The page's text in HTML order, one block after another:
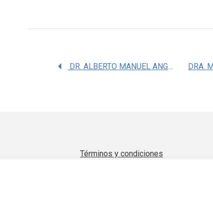
DR. ALBERTO MANUEL ANGELES CASTELLANOS
Términos y condiciones